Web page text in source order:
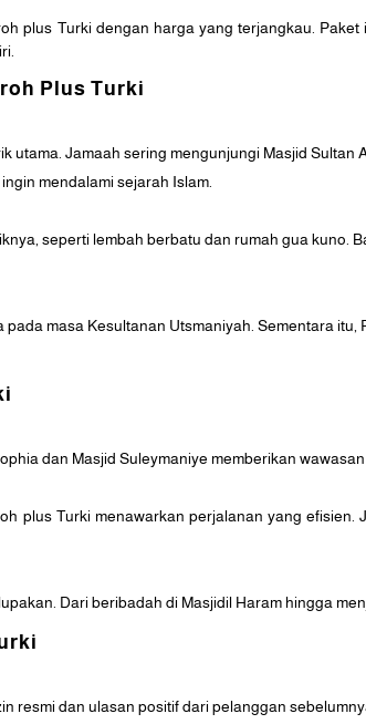
plus Turki dengan harga yang terjangkau.
Plus Turki
utama. Jamaah sering mengunjungi Masjid Sultan
mendalami sejarah Islam.
seperti lembah berbatu dan rumah gua kuno.
masa Kesultanan Utsmaniyah. Sementara
dan Masjid Suleymaniye memberikan
plus Turki menawarkan perjalanan yang
Dari beribadah di Masjidil Haram hingga
resmi dan ulasan positif dari pelanggan